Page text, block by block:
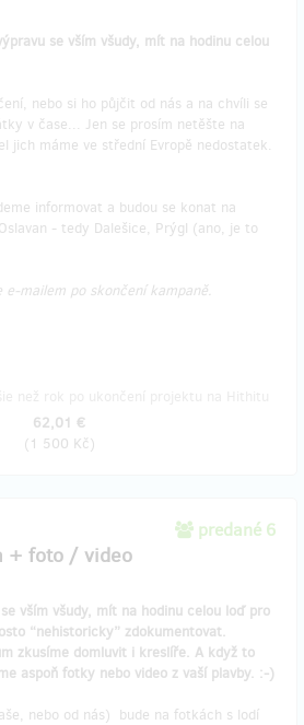
se vším všudy, mít na hodinu celou
nebo si ho půjčit od nás a na chvíli se
v čase... Jen se prosím netěšte na
jich máme ve střední Evropě nedostatek.
informovat a budou se konat na
- tedy Dalešice, Prýgl (ano, je to
e-mailem po skončení kampaně.
62,01 €
(1 500 Kč)
predané 6
+ foto / video
vším všudy, mít na hodinu celou loď pro
“nehistoricky” zdokumentovat.
zkusíme domluvit i kreslíře. A když to
aspoň fotky nebo video z vaší plavby. :-)
nebo od nás) bude na fotkách s lodí